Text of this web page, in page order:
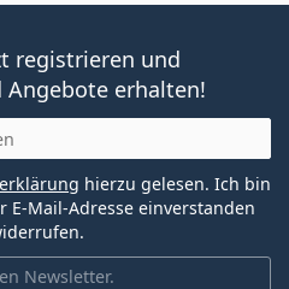
registrieren und
Angebote erhalten!
Newsletter.
hierzu gelesen. Ich bin
Mail-Adresse einverstanden